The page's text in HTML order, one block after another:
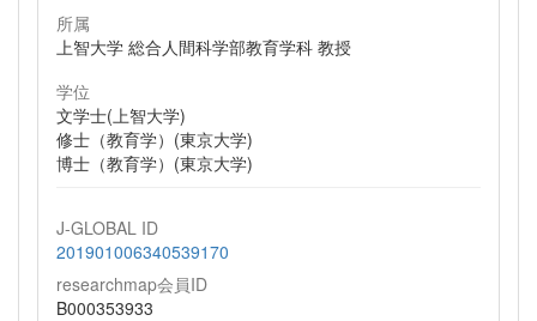
所属
上智大学 総合人間科学部教育学科 教授
学位
文学士(上智大学)
修士（教育学）(東京大学)
博士（教育学）(東京大学)
J-GLOBAL ID
201901006340539170
researchmap会員ID
B000353933